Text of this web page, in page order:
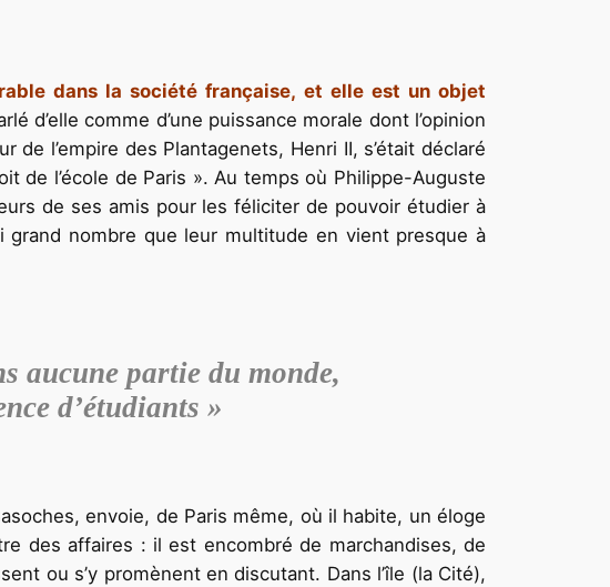
dans la société française, et elle est un objet
d’elle comme d’une puissance morale dont l’opinion
l’empire des Plantagenets, Henri II, s’était déclaré
de l’école de Paris ». Au temps où Philippe-Auguste
de ses amis pour les féliciter de pouvoir étudier à
nombre que leur multitude en vient presque à
aucune partie du monde,
d’étudiants »
envoie, de Paris même, où il habite, un éloge
des affaires : il est encombré de marchandises, de
ou s’y promènent en discutant. Dans l’île (la Cité),